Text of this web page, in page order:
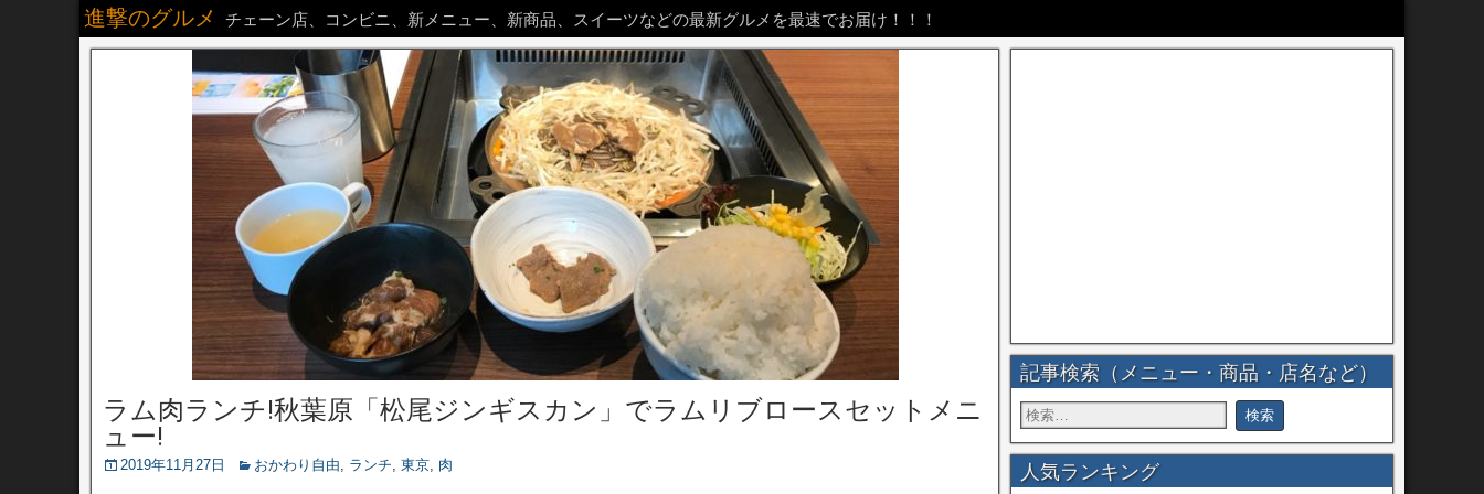
進撃のグルメ チェーン店、コンビニ、新メニュー、新商品、スイーツなどの最新グルメを最速でお届け！！！
ラム肉ランチ!秋葉原「松尾ジンギスカン」でラムリブロースセットメニ
ュー!
2019年11月27日 おかわり自由, ランチ, 東京, 肉
記事検索（メニュー・商品・店名など）
人気ランキング